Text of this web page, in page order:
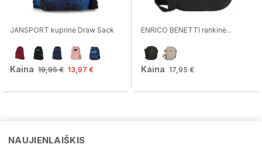
JANSPORT kuprinė Draw Sack
Kaina 19,95 € 13,97 €
ENRICO BENETTI rankinė...
Kaina 17,95 €
NAUJIENLAIŠKIS